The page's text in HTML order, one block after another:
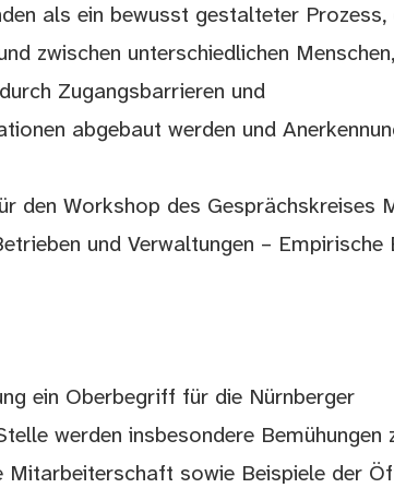
als ein bewusst gestalteter Prozess,
zwischen unterschiedlichen Menschen,
Zugangsbarrieren und
abgebaut werden und
den Workshop des Gesprächskreises
und Verwaltungen – Empirische
ein Oberbegriff für die Nürnberger
werden insbesondere Bemühungen
sowie Beispiele der